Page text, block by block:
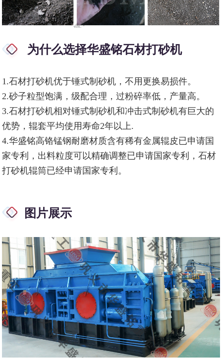
为什么选择华盛铭石材打砂机
1.石材打砂机优于锤式制砂机，不用更换易损件。
2.砂子粒型饱满，级配合理，过粉碎率低，产量高。
3.石材打砂机相对锤式制砂机和冲击式制砂机有巨大的
优势，辊套平均使用寿命2年以上.
4.华盛铭高铬锰钢耐磨材质含有稀有金属辊皮已申请国
家专利，出料粒度可以精确调整已申请国家专利，石材
打砂机辊筒已经申请国家专利。
图片展示